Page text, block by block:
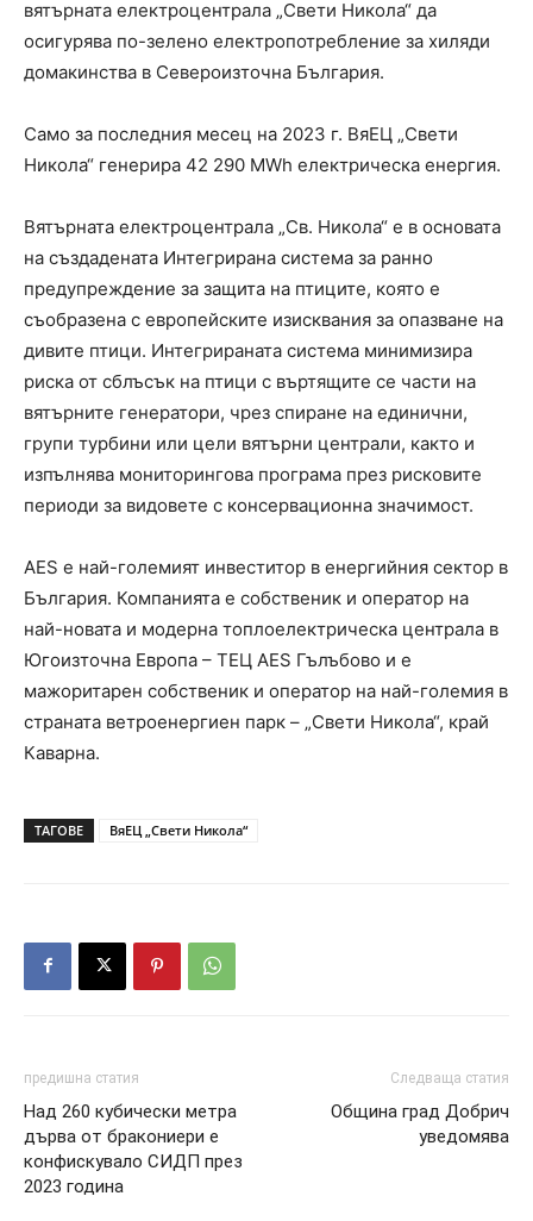
вятърната електроцентрала „Свети Никола“ да
осигурява по-зелено електропотребление за хиляди
домакинства в Североизточна България.
Само за последния месец на 2023 г. ВяЕЦ „Свети
Никола“ генерира 42 290 MWh електрическа енергия.
Вятърната електроцентрала „Св. Никола“ е в основата
на създадената Интегрирана система за ранно
предупреждение за защита на птиците, която е
съобразена с европейските изисквания за опазване на
дивите птици. Интегрираната система минимизира
риска от сблъсък на птици с въртящите се части на
вятърните генератори, чрез спиране на единични,
групи турбини или цели вятърни централи, както и
изпълнява мониторингова програма през рисковите
периоди за видовете с консервационна значимост.
AES е най-големият инвеститор в енергийния сектор в
България. Компанията е собственик и оператор на
най-новата и модерна топлоелектрическа централа в
Югоизточна Европа – ТЕЦ AES Гълъбово и е
мажоритарен собственик и оператор на най-големия в
страната ветроенергиен парк – „Свети Никола“, край
Каварна.
ТАГОВЕ ВяЕЦ „Свети Никола“
предишна статия
Над 260 кубически метра
дърва от бракониери е
конфискувало СИДП през
2023 година
Следваща статия
Община град Добрич
уведомява